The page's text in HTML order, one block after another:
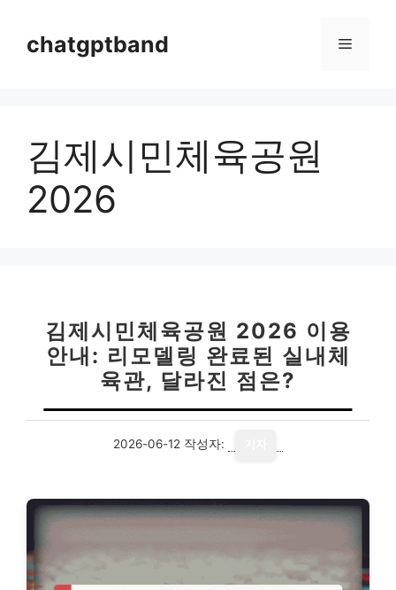
chatgptband 메
김제시민체육공원
2026
김제시민체육공원 2026 이용
안내: 리모델링 완료된 실내체
육관, 달라진 점은?
2026-06-12 작성자: